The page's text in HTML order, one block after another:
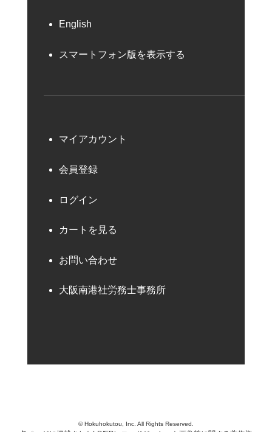
English
スマートフォン版を表示する
マイアカウント
会員登録
ログイン
カートを見る
お問い合わせ
大阪南港社労務士事務所
© Hokuhokutou, Inc. All Rights Reserved.